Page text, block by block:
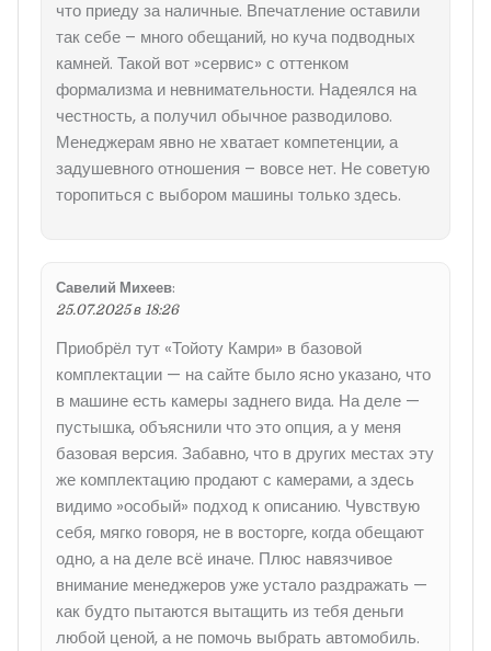
что приеду за наличные. Впечатление оставили
так себе – много обещаний, но куча подводных
камней. Такой вот »сервис» с оттенком
формализма и невнимательности. Надеялся на
честность, а получил обычное разводилово.
Менеджерам явно не хватает компетенции, а
задушевного отношения – вовсе нет. Не советую
торопиться с выбором машины только здесь.
Савелий Михеев:
25.07.2025 в 18:26
Приобрёл тут «Тойоту Камри» в базовой
комплектации — на сайте было ясно указано, что
в машине есть камеры заднего вида. На деле —
пустышка, объяснили что это опция, а у меня
базовая версия. Забавно, что в других местах эту
же комплектацию продают с камерами, а здесь
видимо »особый» подход к описанию. Чувствую
себя, мягко говоря, не в восторге, когда обещают
одно, а на деле всё иначе. Плюс навязчивое
внимание менеджеров уже устало раздражать —
как будто пытаются вытащить из тебя деньги
любой ценой, а не помочь выбрать автомобиль.